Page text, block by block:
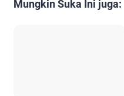
Mungkin Suka Ini juga: